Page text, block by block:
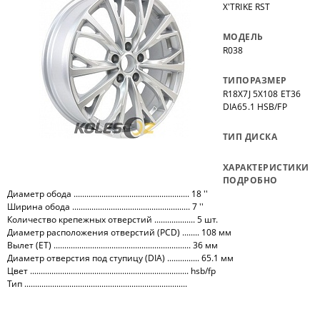
X'TRIKE RST
МОДЕЛЬ
R038
ТИПОРАЗМЕР
R18X7J 5X108 ET36
DIA65.1 HSB/FP
ТИП ДИСКА
ХАРАКТЕРИСТИКИ
ПОДРОБНО
Диаметр обода ...................................................... 18 ''
Ширина обода ....................................................... 7 ''
Количество крепежных отверстий ................... 5 шт.
Диаметр расположения отверстий (PCD) ........ 108 мм
Вылет (ET) ................................................................ 36 мм
Диаметр отверстия под ступицу (DIA) ............... 65.1 мм
Цвет .......................................................................... hsb/fp
Тип ............................................................................